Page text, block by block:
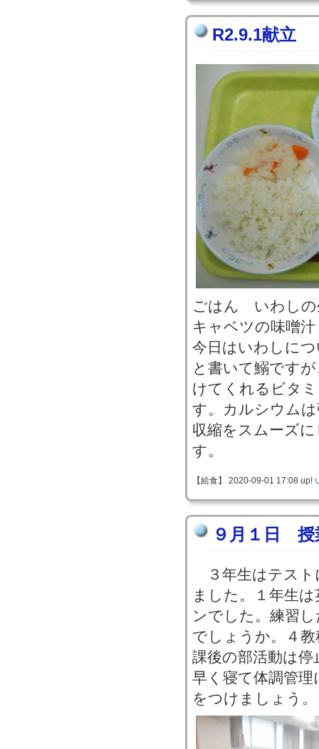
R2.9.1献立
ごはん いわし
キャベツの味噌
今日はいわしに
と書いて鰯です
けてくれるビタ
す。カルシウム
収縮をスムーズ
す。
【給食】 2020-09-01 17:08 up!
９月１日 授
３年生はテスト
ました。１年生
ンでした。練習
でしょうか。４
課後の部活動は
早く寝て体調管
をつけましょう。